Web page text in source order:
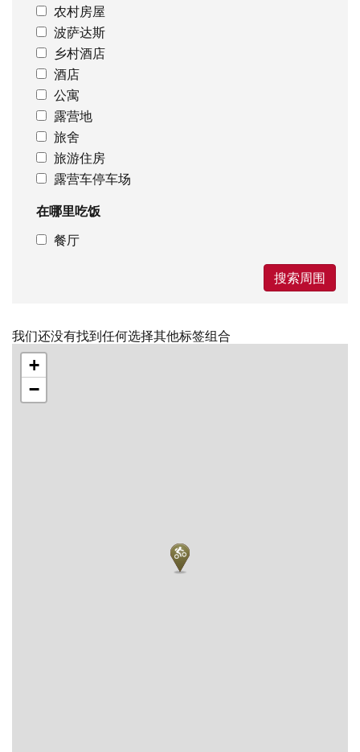
农村房屋
波萨达斯
乡村酒店
酒店
公寓
露营地
旅舍
旅游住房
露营车停车场
在哪里吃饭
餐厅
搜索周围
我们还没有找到任何选择其他标签组合
跳
地
图
+
−